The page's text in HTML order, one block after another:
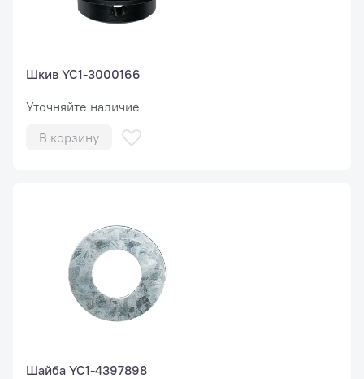
Шкив YC1-3000166
Уточняйте наличие
В корзину
Шайба YC1-4397898